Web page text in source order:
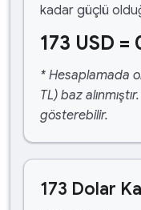
kadar güçlü
173 USD =
* Hesaplamada
TL) baz
gösterebilir.
173 Dolar